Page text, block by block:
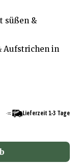
süßen &
Aufstrichen in
Lieferzeit 1-3 Tage